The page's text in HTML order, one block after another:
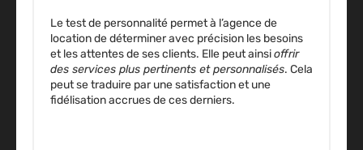
Le test de personnalité permet à l’agence de
location de déterminer avec précision les besoins
et les attentesde ses clients. Elle peut ainsioffrir
des services plus pertinents et personnalisés. Cela
peut se traduire par une satisfaction et une
fidélisation accrues de ces derniers.